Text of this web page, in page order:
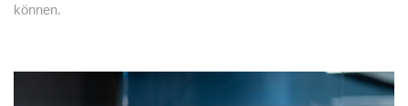
können.